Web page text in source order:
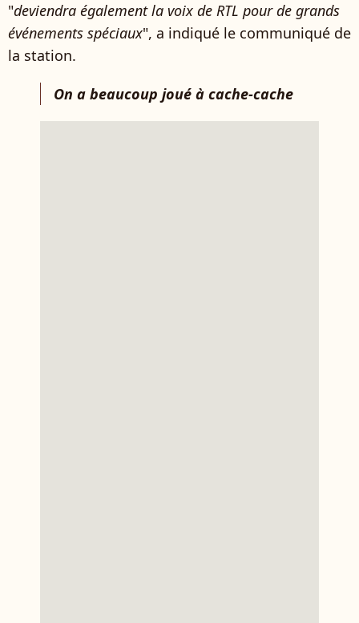
"deviendra également la voix de RTL pour de grands
événements spéciaux", a indiqué le communiqué de
la station.
On a beaucoup joué à cache-cache